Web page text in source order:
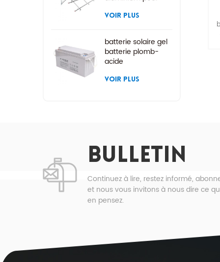
montage au sol
VOIR PLUS
batterie solaire gel
batterie plomb-
acide
VOIR PLUS
BULLETIN
Continuez à lire, restez informé,
et nous vous invitons à nous dire ce
en pensez.